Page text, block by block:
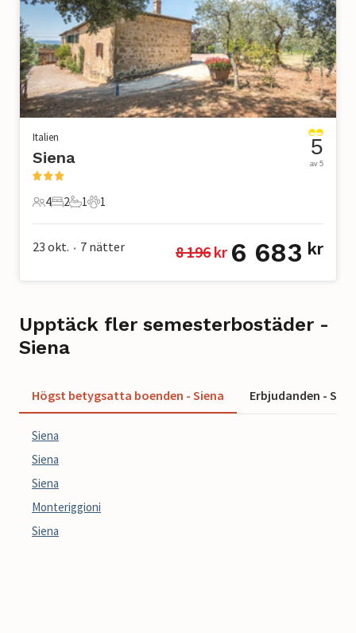
Italien
Siena
4 Gäster
4
2 Sovrum
2
1 Badrum
1
1 Husdjur
1
5
av 5
23 okt. • 7 nätter 8 196 kr 6 683 kr
Upptäck fler semesterbostäder -
Siena
Högst betygsatta boenden - Siena Erbjudanden -
Siena
Siena
Siena
Monteriggioni
Siena